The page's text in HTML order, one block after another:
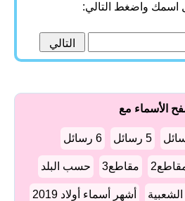
اسمك واضغط التالي:
الأسماء مع
5 رسائل 6 رسائل
مقاطع3 حسب البلد
الشعبية أشهر أسماء أولاد 2019